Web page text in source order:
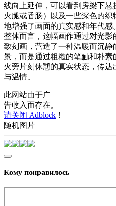
线向上延伸，可以看到房梁下
火腿或香肠）以及一些深色的
地增强了画面的真实感和年代感。
整体而言，这幅画作通过对光
致刻画，营造了一种温暖而沉
景，而是通过粗糙的笔触和朴
火旁片刻休憩的真实状态，传
与温情。
此网站由于广
告收入而存在。
请关闭 Adblock ！
随机图片
Кому понравилось